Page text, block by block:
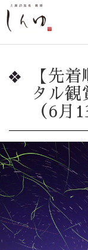
【先
タル観
（6月